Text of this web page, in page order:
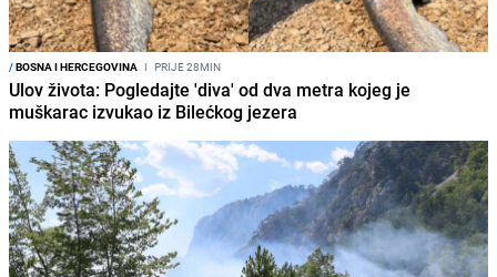
/BOSNA I HERCEGOVINA I PRIJE 28MIN
Ulov života: Pogledajte 'diva' od dva metra kojeg je
muškarac izvukao iz Bilećkog jezera